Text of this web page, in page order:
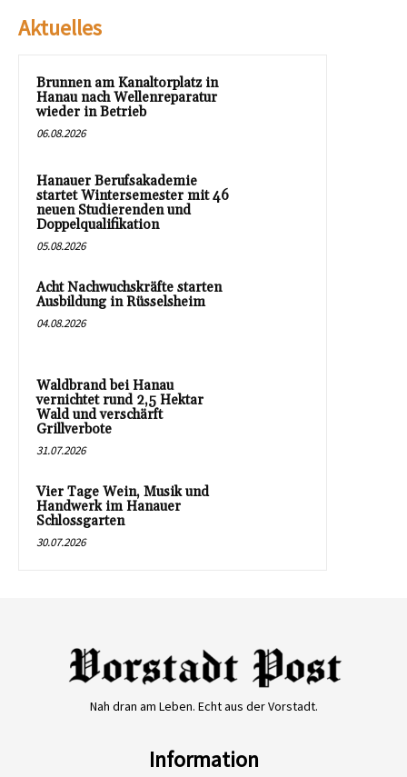
Aktuelles
Brunnen am Kanaltorplatz in
Hanau nach Wellenreparatur
wieder in Betrieb
06.08.2026
Hanauer Berufsakademie
startet Wintersemester mit 46
neuen Studierenden und
Doppelqualifikation
05.08.2026
Acht Nachwuchskräfte starten
Ausbildung in Rüsselsheim
04.08.2026
Waldbrand bei Hanau
vernichtet rund 2,5 Hektar
Wald und verschärft
Grillverbote
31.07.2026
Vier Tage Wein, Musik und
Handwerk im Hanauer
Schlossgarten
30.07.2026
Nah dran am Leben. Echt aus der Vorstadt.
Information